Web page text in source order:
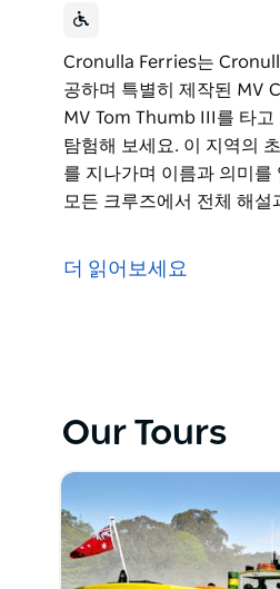
Cronulla Ferries는
공하며 특별히 제작된 MV
MV Tom Thumb III를 타고
탐험해 보세요. 이 지역의
를 지나가며 이름과 의미를
모든 크루즈에서 전체 해설
공하며 특별히 제작된 MV
더 읽어보세요
Our Tours